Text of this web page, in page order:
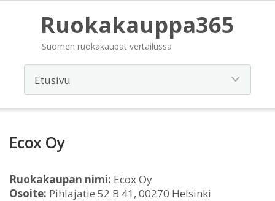
Ruokakauppa365
Suomen ruokakaupat vertailussa
Ecox Oy
Ruokakaupan nimi: Ecox Oy
Osoite: Pihlajatie 52 B 41, 00270 Helsinki